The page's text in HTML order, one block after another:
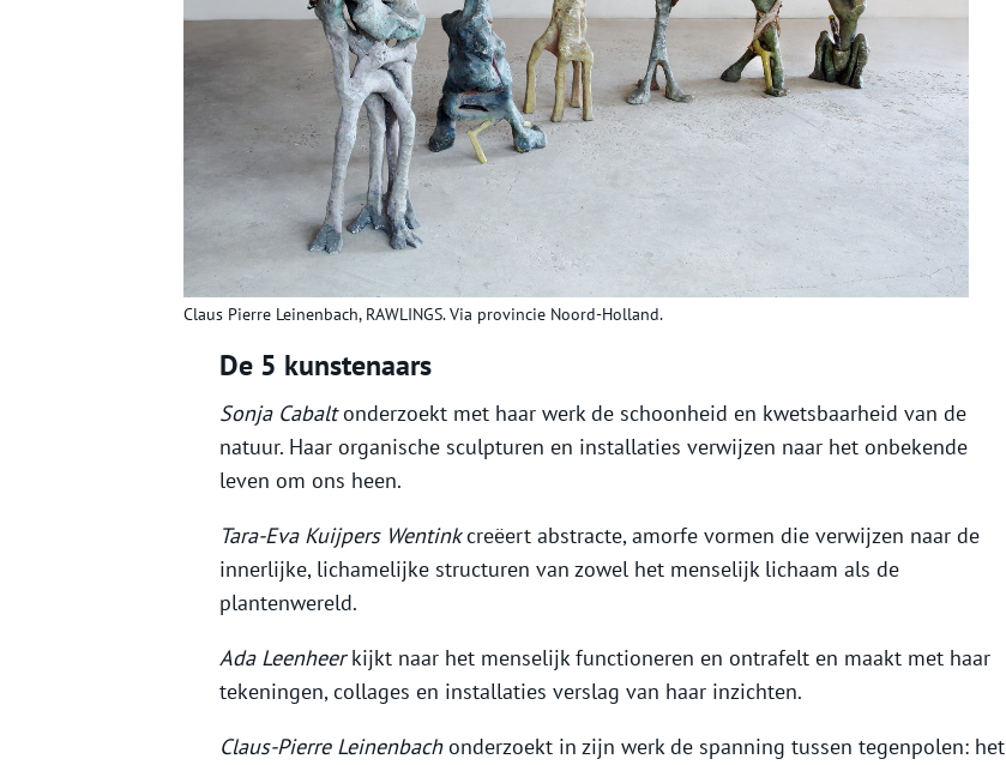
Claus Pierre Leinenbach, RAWLINGS. Via provincie Noord-Holland.
De 5 kunstenaars
Sonja Cabaltonderzoekt met haar werk de schoonheid en kwetsbaarheid van de
natuur. Haar organische sculpturen en installaties verwijzen naar het onbekende
leven om ons heen.
Tara-Eva Kuijpers Wentinkcreëert abstracte, amorfe vormen die verwijzen naar de
innerlijke, lichamelijke structuren van zowel het menselijk lichaam als de
plantenwereld.
Ada Leenheerkijkt naar het menselijk functioneren en ontrafelt en maakt met haar
tekeningen, collages en installaties verslag van haar inzichten.
Claus-Pierre Leinenbachonderzoekt in zijn werk de spanning tussen tegenpolen: het